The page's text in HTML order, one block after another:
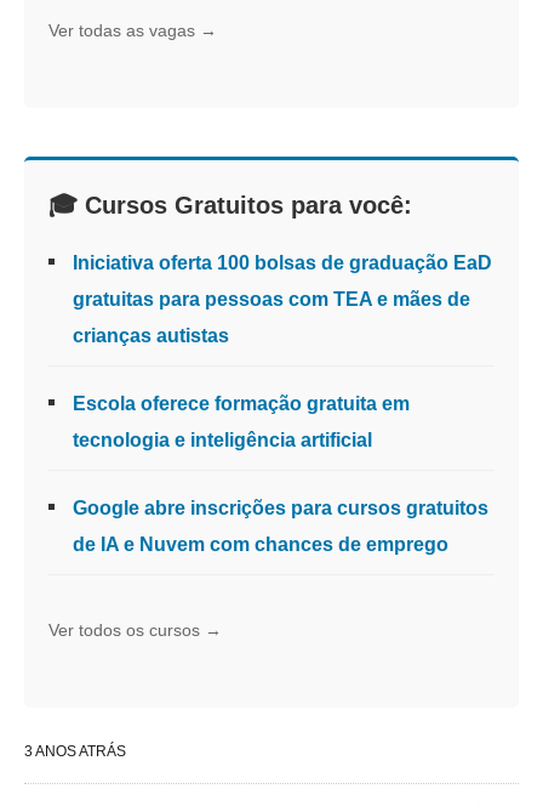
Ver todas as vagas →
🎓 Cursos Gratuitos para você:
Iniciativa oferta 100 bolsas de graduação EaD
gratuitas para pessoas com TEA e mães de
crianças autistas
Escola oferece formação gratuita em
tecnologia e inteligência artificial
Google abre inscrições para cursos gratuitos
de IA e Nuvem com chances de emprego
Ver todos os cursos →
3 ANOS ATRÁS